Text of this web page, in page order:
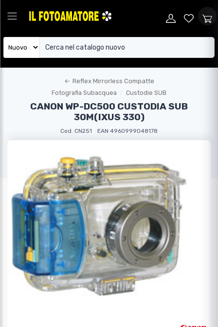
← Reflex Mirrorless Compatte
Fotografia Subacquea
Custodie SUB
CANON WP-DC500 CUSTODIA SUB
30M(IXUS 330)
Cod. CN251 EAN 4960999048178